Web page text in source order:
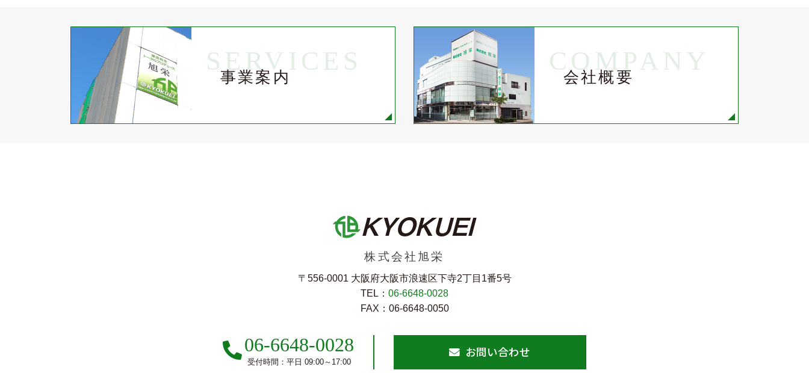
事業案内
SERVICES
会社概要
COMPANY
株式会社旭栄
〒556-0001 大阪府大阪市浪速区下寺2丁⽬1番5号
TEL： 06-6648-0028
FAX：06-6648-0050
06-6648-0028
受付時間：平日 09:00～17:00
お問い合わせ